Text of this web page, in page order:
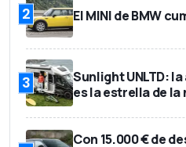
2 El MINI de BMW
3
Sunlight UNLTD:
es la estrella de la
Con 15.000 € de